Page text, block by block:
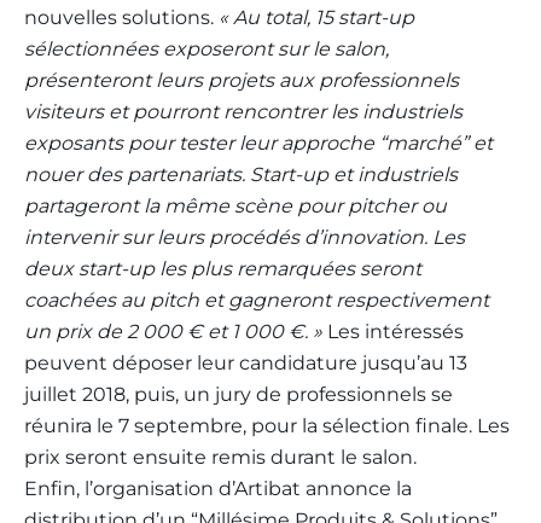
nouvelles solutions. « Au total, 15 start-up
sélectionnées exposeront sur le salon,
présenteront leurs projets aux professionnels
visiteurs et pourront rencontrer les industriels
exposants pour tester leur approche “marché” et
nouer des partenariats. Start-up et industriels
partageront la même scène pour pitcher ou
intervenir sur leurs procédés d’innovation. Les
deux start-up les plus remarquées seront
coachées au pitch et gagneront respectivement
un prix de2 000 € et 1 000 €. » Les intéressés
peuvent déposer leur candidature jusqu’au 13
juillet 2018, puis, un jury de professionnels se
réunira le 7 septembre, pour la sélection finale. Les
prix seront ensuite remis durant le salon.
Enfin, l’organisation d’Artibat annonce la